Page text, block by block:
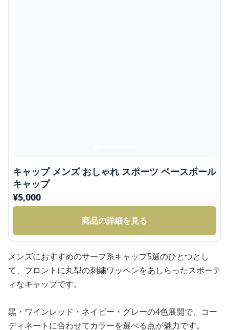
キャップ メンズ おしゃれ スポーツ ベースボール
キャップ
¥5,000
商品の詳細を見る
メンズにおすすめのサーフ系キャップ5選のひとつとし
て、フロントに丸型の刺繍ワッペンをあしらったスポーテ
ィなキャップです。
黒・ワインレッド・ネイビー・グレーの4色展開で、コー
ディネートに合わせてカラーを選べる点が魅力です。